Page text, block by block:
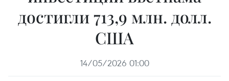
достигли 713,9 млн. долл.
США
14/05/2026 01:00